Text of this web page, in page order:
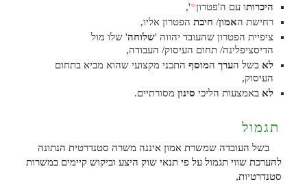
היכרותו עם ה'פטרון*
',
רחישת האמון/ חיבת הפטרון אליו,
ציפיית הפטרון שהעובד יהווה 'שלוחה' שלו מול
הדיסציפלינה/ תחום העיסוק/ העבודה,
לא בשל הערך המוסף התכני מקצועי שהוא מביא בתחום
העיסוק,
לא באמצעות הליכי סינון מסורתיים.
תגמול
בשל העובדה שמשרת אמון איננה משרה סטנדרטית הנתונה
להערכת שווי תגמול על פי תנאי שוק היצע וביקוש קיימים במשרות
סטנדרטיות,